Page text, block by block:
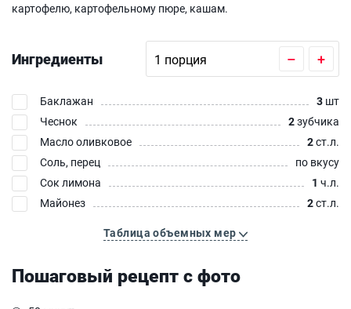
картофелю, картофельному пюре, кашам.
Ингредиенты – +
Баклажан 3 шт
Чеснок
2зубчика
Масло оливковое
2ст.л.
Соль, перец
по вкусу
Сок лимона
1 ч.л.
Майонез
2ст.л.
Таблица объемных мер
Пошаговый рецепт с фото